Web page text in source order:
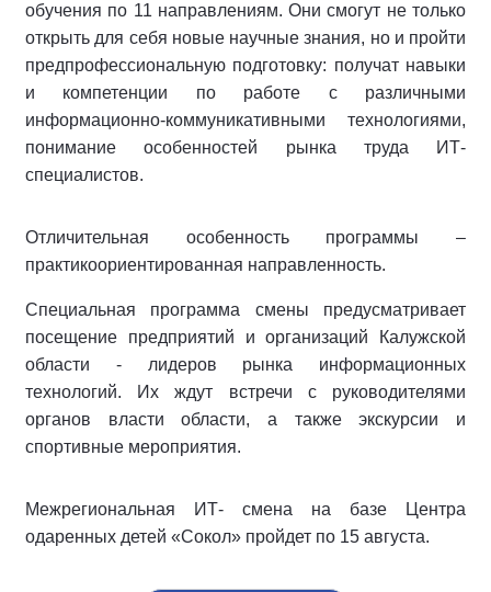
обучения по 11 направлениям. Они смогут не только
открыть для себя новые научные знания, но и пройти
предпрофессиональную подготовку: получат навыки
и компетенции по работе с различными
информационно-коммуникативными технологиями,
понимание особенностей рынка труда ИТ-
специалистов.
Отличительная особенность программы –
практикоориентированная направленность.
Специальная программа смены предусматривает
посещение предприятий и организаций Калужской
области - лидеров рынка информационных
технологий. Их ждут встречи с руководителями
органов власти области, а также экскурсии и
спортивные мероприятия.
Межрегиональная ИТ- смена на базе Центра
одаренных детей «Сокол» пройдет по 15 августа.